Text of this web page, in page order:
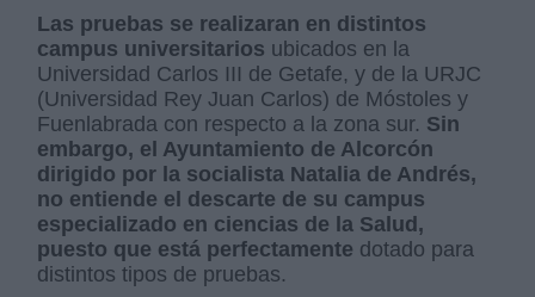
Las pruebas se realizaran en distintos
campus universitarios ubicados en la
Universidad Carlos III de Getafe, y de la URJC
(Universidad Rey Juan Carlos) de Móstoles y
Fuenlabrada con respecto a la zona sur. Sin
embargo, el Ayuntamiento de Alcorcón
dirigido por la socialista Natalia de Andrés,
no entiende el descarte de su campus
especializado en ciencias de la Salud,
puesto que está perfectamente dotado para
distintos tipos de pruebas.